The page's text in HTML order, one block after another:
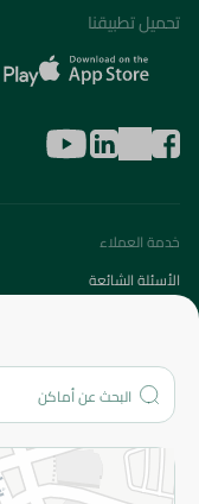
تحميل تطبيقنا
خدمة العملاء
الأسئلة الشائعة
من نحن؟
المزيد
الاسترجاع
سياسة الخصوصية